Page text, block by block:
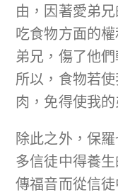
由，因著愛弟
吃食物方面的
弟兄，傷了他
所以，食物若
肉，免得使我
除此之外，保
多信徒中得養
傳福音而從信